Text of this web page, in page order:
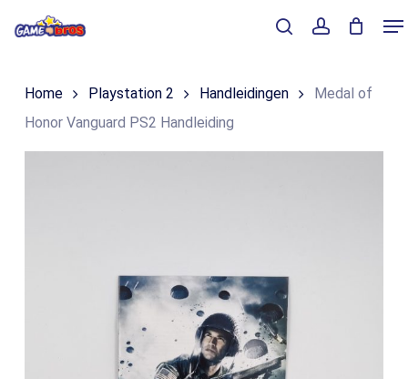
content
Winkelmand
Home Playstation 2 Handleidingen
Medal of
Honor Vanguard PS2 Handleiding